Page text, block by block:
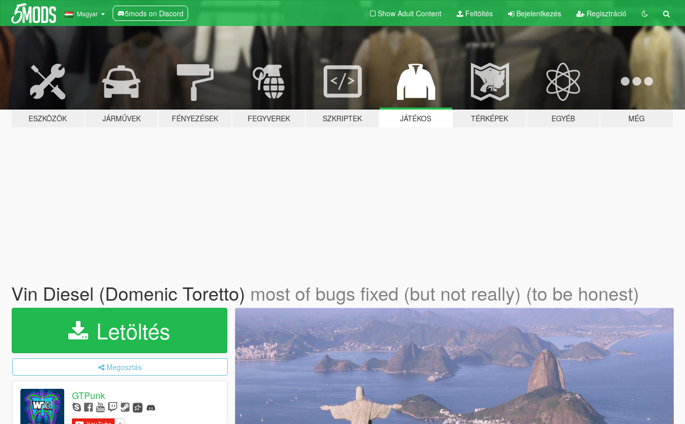
Magyar 5mods on Discord Show Adult Content Feltöltés Bejelentkezés Regisztráció
ESZKÖZÖK JÁRMŰVEK FÉNYEZÉSEK FEGYVEREK SZKRIPTEK JÁTÉKOS TÉRKÉPEK EGYÉB MÉG
Vin Diesel (Domenic Toretto) most of bugs fixed (but not really) (to be honest)
Letöltés
Megosztás
GTPunk